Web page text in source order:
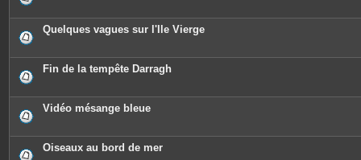
j
o
t
e
s
Quelques vagues sur l'Ile Vierge
Fin de la tempête Darragh
Vidéo mésange bleue
Oiseaux au bord de mer